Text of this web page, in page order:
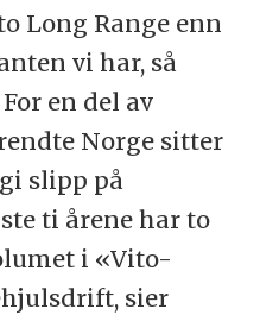
Long Range enn
vi har, så
en del av
Norge sitter
slipp på
ti årene har to
i «Vito-
sier